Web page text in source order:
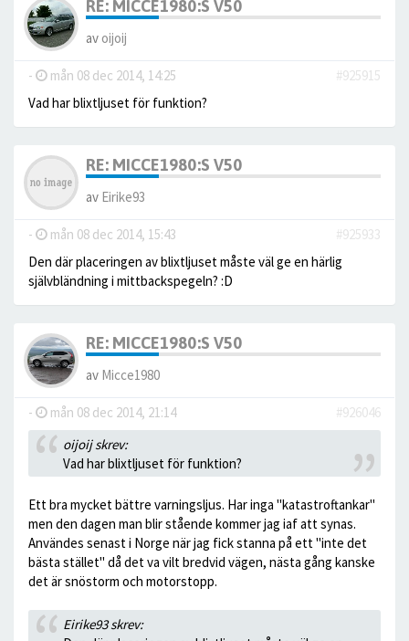
RE: MICCE1980:S V50
av oijoij
- mån 08 dec 2014, 14:25
#925915
Vad har blixtljuset för funktion?
RE: MICCE1980:S V50
av Eirike93
- mån 08 dec 2014, 15:43
#925933
Den där placeringen av blixtljuset måste väl ge en härlig
självbländning i mittbackspegeln? :D
RE: MICCE1980:S V50
av Micce1980
- mån 08 dec 2014, 21:14
#926046
oijoij skrev:
Vad har blixtljuset för funktion?
Ett bra mycket bättre varningsljus. Har inga "katastroftankar"
men den dagen man blir stående kommer jag iaf att synas.
Användes senast i Norge när jag fick stanna på ett "inte det
bästa stället" då det va vilt bredvid vägen, nästa gång kanske
det är snöstorm och motorstopp.
Eirike93 skrev: